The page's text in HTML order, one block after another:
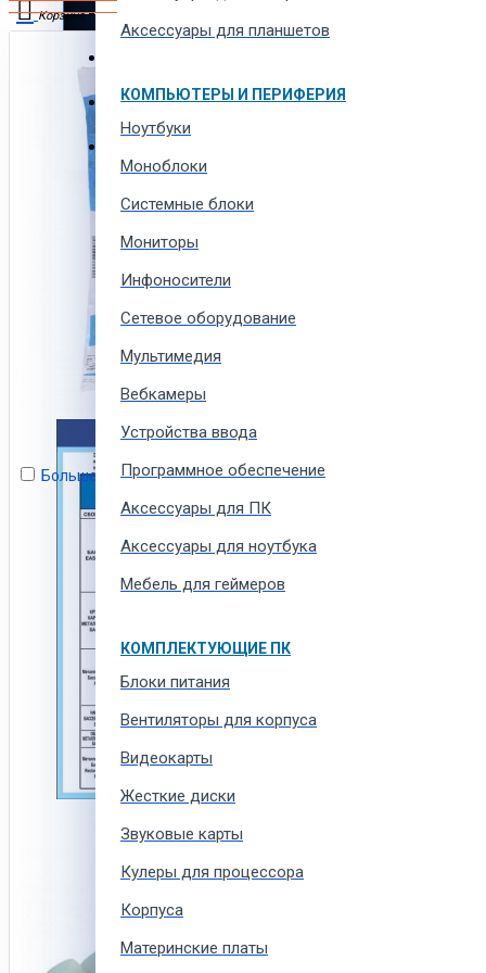
Больше не показывать это сообщение
Спорт товары, отдых и кемпинг
Корзина
В корзине пусто!
Аксессуары для планшетов
КОМПЬЮТЕРЫ И ПЕРИФЕРИЯ
Ноутбуки
Моноблоки
Системные блоки
Мониторы
Инфоносители
Сетевое оборудование
Мультимедия
Вебкамеры
Устройства ввода
Программное обеспечение
Аксессуары для ПК
Аксессуары для ноутбука
Мебель для геймеров
КОМПЛЕКТУЮЩИЕ ПК
Блоки питания
Вентиляторы для корпуса
Видеокарты
Жесткие диски
Звуковые карты
Кулеры для процессора
Корпуса
Материнские платы